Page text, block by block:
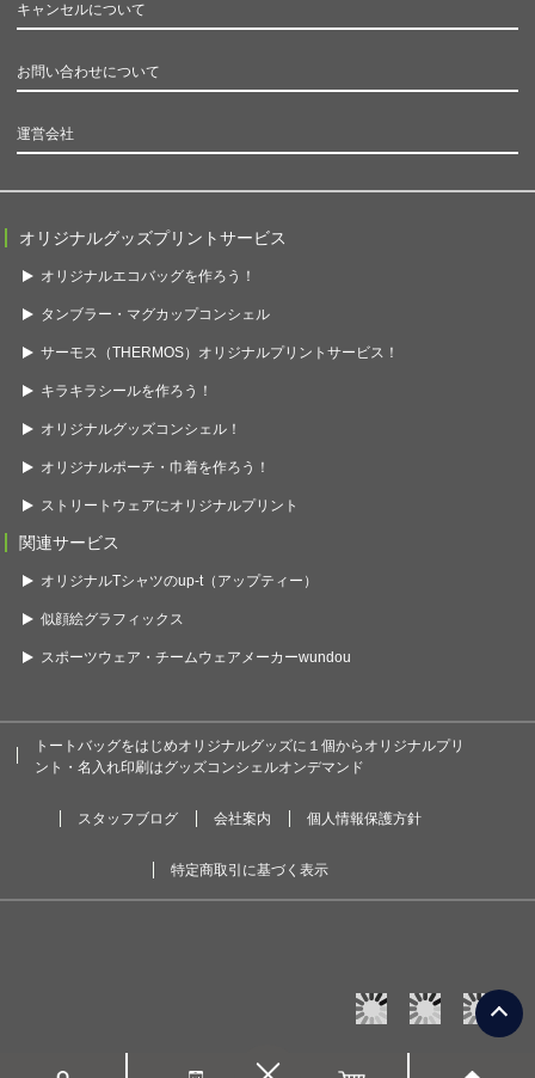
キャンセルについて
お問い合わせについて
運営会社
オリジナルグッズプリントサービス
オリジナルエコバッグを作ろう！
タンブラー・マグカップコンシェル
サーモス（THERMOS）オリジナルプリントサービス！
キラキラシールを作ろう！
オリジナルグッズコンシェル！
オリジナルポーチ・巾着を作ろう！
ストリートウェアにオリジナルプリント
関連サービス
オリジナルTシャツのup-t（アップティー）
似顔絵グラフィックス
スポーツウェア・チームウェアメーカーwundou
トートバッグをはじめオリジナルグッズに１個からオリジナルプリ
ント・名入れ印刷はグッズコンシェルオンデマンド
スタッフブログ 会社案内 個人情報保護方針
特定商取引に基づく表示